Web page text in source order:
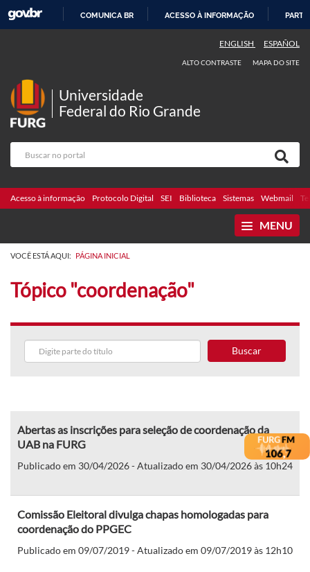
COMUNICA BR ACESSO À INFORMAÇÃO
ENGLISH ESPAÑOL
ALTO CONTRASTE MAPA DO SITE
Universidade
Federal do Rio Grande
Acesso à informação Protocolo Digital SEI Biblioteca Sistemas Webmail
MENU
VOCÊ ESTÁ AQUI: PÁGINA INICIAL
Tópico "coordenação"
Buscar
Abertas as inscrições para seleção de coordenação da
UAB na FURG
Publicado em 30/04/2026 - Atualizado em 30/04/2026 às 10h24
Comissão Eleitoral divulga chapas homologadas para
coordenação do PPGEC
Publicado em 09/07/2019 - Atualizado em 09/07/2019 às 12h10